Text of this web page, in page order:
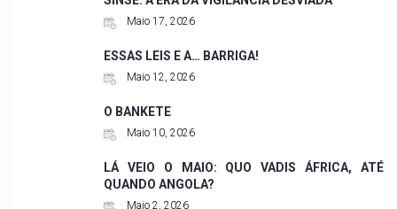
Maio 17, 2026
ESSAS LEIS E A… BARRIGA!
Maio 12, 2026
O BANKETE
Maio 10, 2026
LÁ VEIO O MAIO: QUO VADIS ÁFRICA, ATÉ
QUANDO ANGOLA?
Maio 2, 2026